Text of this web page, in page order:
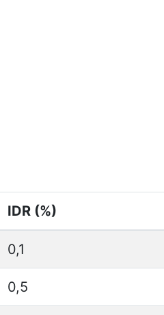
IDR (%)
0,1
0,5